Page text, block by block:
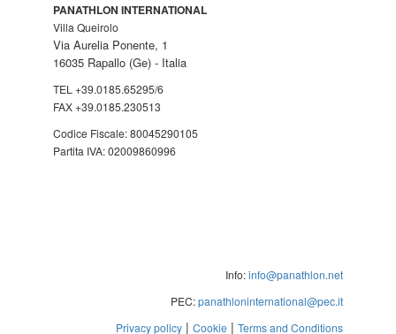
PANATHLON INTERNATIONAL
Villa Queirolo
Via Aurelia Ponente, 1
16035 Rapallo (Ge) - Italia
TEL +39.0185.65295/6
FAX +39.0185.230513
Codice Fiscale: 80045290105
Partita IVA: 02009860996
Info:info@panathlon.net
PEC:panathloninternational@pec.it
Privacy policy | Cookie | Terms and Conditions